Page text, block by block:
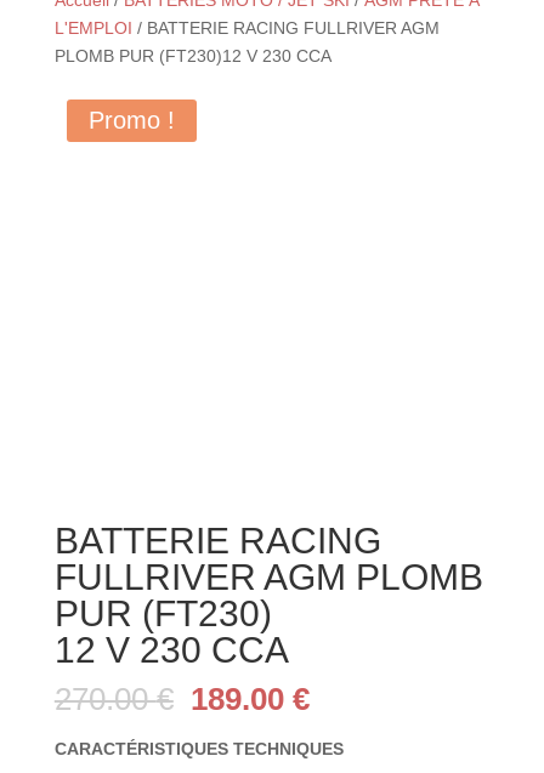
L'EMPLOI / BATTERIE RACING FULLRIVER AGM
PLOMB PUR (FT230)12 V 230 CCA
Promo !
BATTERIE RACING
FULLRIVER AGM PLOMB
PUR (FT230)
12 V 230 CCA
270.00€ Le
initial
189.00 €Le
actuel
CARACTÉRISTIQUES TECHNIQUES